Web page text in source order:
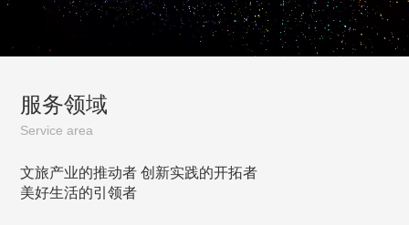
服务领域
Service area
文旅产业的推动者 创新实践的开拓者
美好生活的引领者